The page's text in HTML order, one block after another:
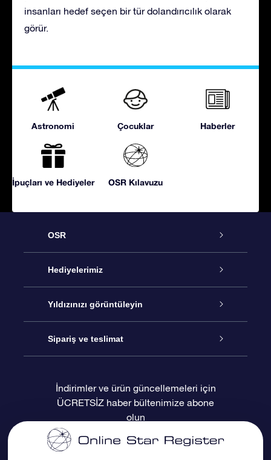
insanları hedef seçen bir tür dolandırıcılık olarak
görür.
Astronomi Çocuklar Haberler
İpuçları ve Hediyeler OSR Kılavuzu
OSR
Hizmet
İletişim
Blogu
Değerlendirmeler
Hediyelerimiz
Çevrimiçi Yıldız Hediyesi
OSR Hediye Paketi
OSR Hediye Kartı
Kurumsal hediyeler
Yıldızınızı görüntüleyin
Star Register
Kişiselleştirilmiş Yıldız Sayfası
Bir Milyon Yıldız
Sipariş ve teslimat
Ödeme bilgileri
Sevkiyat bilgileri
İndirimler ve ürün güncellemeleri için
ÜCRETSİZ haber bültenimize abone
olun